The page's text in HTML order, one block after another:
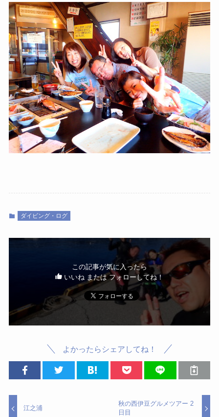
ダイビング・ログ
この記事が気に入ったら
いいね または フォローしてね！
よかったらシェアしてね！
江之浦
秋の西伊豆グルメツアー 2
日目